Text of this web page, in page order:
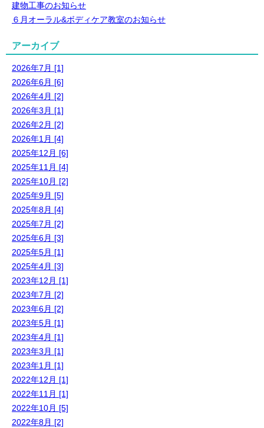
建物工事のお知らせ
６月オーラル&ボディケア教室のお知らせ
アーカイブ
2026年7月 [1]
2026年6月 [6]
2026年4月 [2]
2026年3月 [1]
2026年2月 [2]
2026年1月 [4]
2025年12月 [6]
2025年11月 [4]
2025年10月 [2]
2025年9月 [5]
2025年8月 [4]
2025年7月 [2]
2025年6月 [3]
2025年5月 [1]
2025年4月 [3]
2023年12月 [1]
2023年7月 [2]
2023年6月 [2]
2023年5月 [1]
2023年4月 [1]
2023年3月 [1]
2023年1月 [1]
2022年12月 [1]
2022年11月 [1]
2022年10月 [5]
2022年8月 [2]